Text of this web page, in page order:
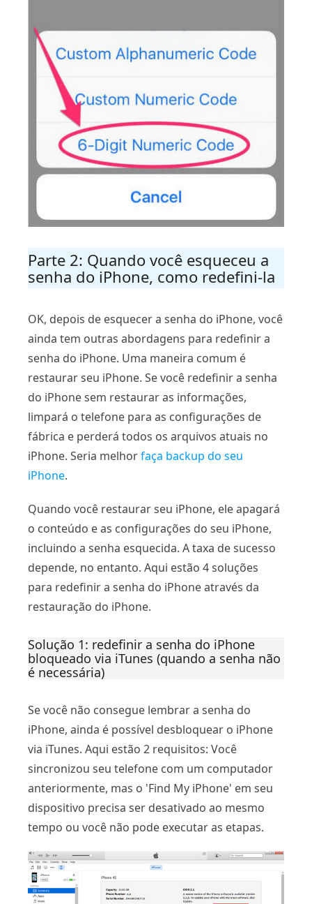
Parte 2: Quando você esqueceu a
senha do iPhone, como redefini-la
OK, depois de esquecer a senha do iPhone, você
ainda tem outras abordagens para redefinir a
senha do iPhone. Uma maneira comum é
restaurar seu iPhone. Se você redefinir a senha
do iPhone sem restaurar as informações,
limpará o telefone para as configurações de
fábrica e perderá todos os arquivos atuais no
iPhone. Seria melhorfaça backup do seu
iPhone.
Quando você restaurar seu iPhone, ele apagará
o conteúdo e as configurações do seu iPhone,
incluindo a senha esquecida. A taxa de sucesso
depende, no entanto. Aqui estão 4 soluções
para redefinir a senha do iPhone através da
restauração do iPhone.
Solução 1: redefinir a senha do iPhone
bloqueado via iTunes (quando a senha não
é necessária)
Se você não consegue lembrar a senha do
iPhone, ainda é possível desbloquear o iPhone
via iTunes. Aqui estão 2 requisitos: Você
sincronizou seu telefone com um computador
anteriormente, mas o 'Find My iPhone' em seu
dispositivo precisa ser desativado ao mesmo
tempo ou você não pode executar as etapas.